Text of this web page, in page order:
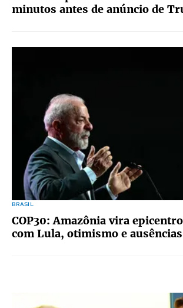
minutos antes de anúncio de
BRASIL
COP30: Amazônia vira
com Lula, otimismo e